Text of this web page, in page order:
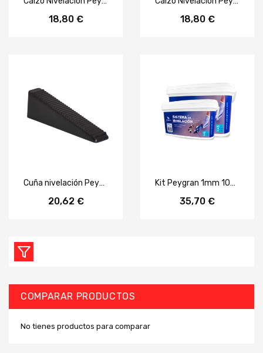
18,80 € 18,80 €
Cuña nivelación Peygran (300uds)
20,62 €
Kit Peygran 1mm 100 uds
35,70 €
COMPARAR PRODUCTOS
No tienes productos para comparar